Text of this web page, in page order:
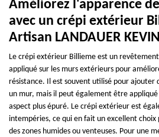
Améliorez l'apparence
avec un crépi extérieur
Artisan LANDAUER KEVIN
Le crépi extérieur Billieme est un
appliqué sur les murs extérieurs pour
résistance. Il est souvent utilisé pour ajouter
un mur, mais il peut également être appliqué
aspect plus épuré. Le crépi extérieur est
intempéries, ce qui en fait un excellent choix
des zones humides ou venteuses. Pour une